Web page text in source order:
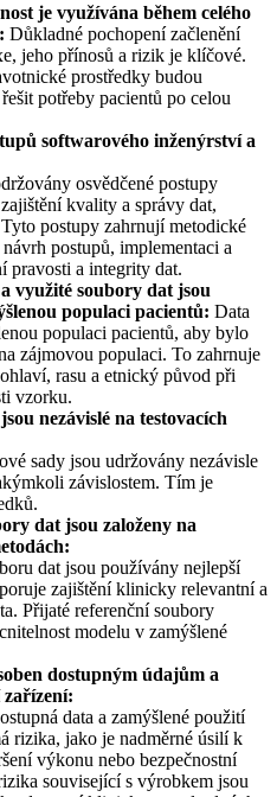
je využívána během celého
Důkladné pochopení začlenění
jeho přínosů a rizik je klíčové.
prostředky budou
potřeby pacientů po celou
softwarového inženýrství a
osvědčené postupy
kvality a správy dat,
postupy zahrnují metodické
postupů, implementaci a
pravosti a integrity dat.
využité soubory dat jsou
populaci pacientů: Data
populaci pacientů, aby bylo
zájmovou populaci. To zahrnuje
rasu a etnický původ při
vzorku.
nezávislé na testovacích
sady jsou udržovány nezávisle
závislostem. Tím je
dat jsou založeny na
dat jsou používány nejlepší
zajištění klinicky relevantní a
Přijaté referenční soubory
modelu v zamýšlené
dostupným údajům a
zařízení:
data a zamýšlené použití
rizika, jako je nadměrné úsilí k
výkonu nebo bezpečnostní
související s výrobkem jsou